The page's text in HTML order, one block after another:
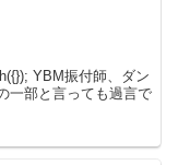
YBM振付師、ダン
一部と言っても過言で